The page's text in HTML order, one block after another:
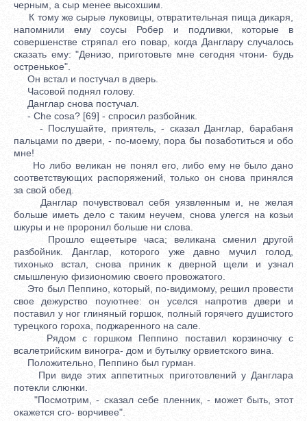
черным, а сыр менее высохшим.
К тому же сырые луковицы, отвратительная пища дикаря,
напомнили ему соусы Робер и подливки, которые в
совершенстве стряпал его повар, когда Данглару случалось
сказать ему: "Денизо, приготовьте мне сегодня чтони- будь
остренькое".
Он встал и постучал в дверь.
Часовой поднял голову.
Данглар снова постучал.
- Che cosa? [69] - спросил разбойник.
- Послушайте, приятель, - сказал Данглар, барабаня
пальцами по двери, - по-моему, пора бы позаботиться и обо
мне!
Но либо великан не понял его, либо ему не было дано
соответствующих распоряжений, только он снова принялся
за свой обед.
Данглар почувствовал себя уязвленным и, не желая
больше иметь дело с таким неучем, снова улегся на козьи
шкуры и не проронил больше ни слова.
Прошло ещеетыре часа; великана сменил другой
разбойник. Данглар, которого уже давно мучил голод,
тихонько встал, снова приник к дверной щели и узнал
смышленую физиономию своего провожатого.
Это был Пеппино, который, по-видимому, решил провести
свое дежурство поуютнее: он уселся напротив двери и
поставил у ног глиняный горшок, полный горячего душистого
турецкого гороха, поджаренного на сале.
Рядом с горшком Пеппино поставил корзиночку с
всалетрийским виногра- дом и бутылку орвиетского вина.
Положительно, Пеппино был гурман.
При виде этих аппетитных приготовлений у Данглара
потекли слюнки.
"Посмотрим, - сказал себе пленник, - может быть, этот
окажется сго- ворчивее".